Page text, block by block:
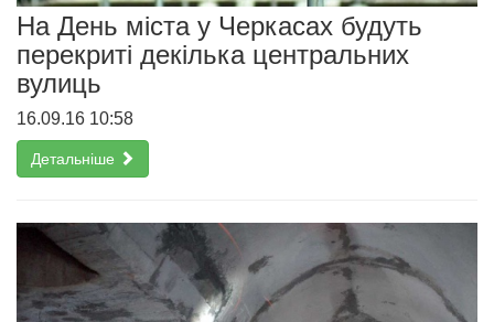
На День міста у Черкасах будуть
перекриті декілька центральних
вулиць
16.09.16 10:58
Детальніше